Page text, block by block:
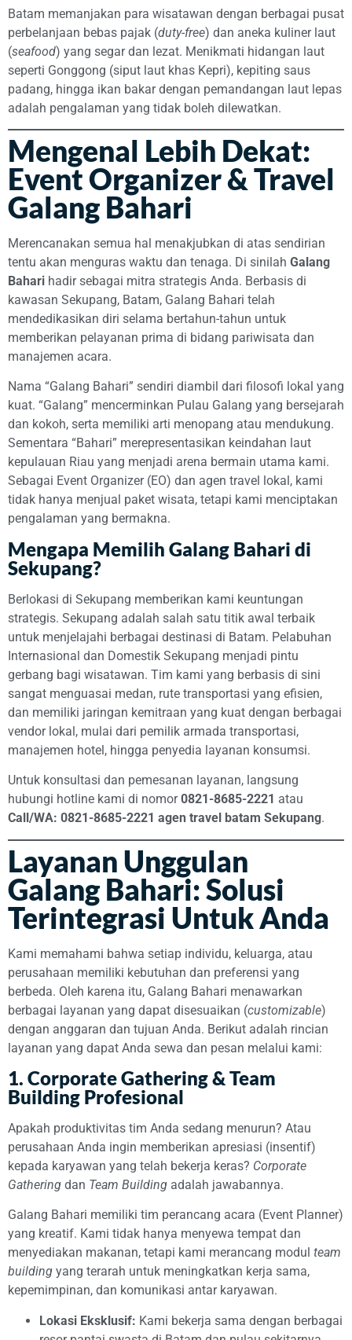
Batam memanjakan para wisatawan dengan berbagai pusat
perbelanjaan bebas pajak (duty-free) dan aneka kuliner laut
(seafood) yang segar dan lezat. Menikmati hidangan laut
seperti Gonggong (siput laut khas Kepri), kepiting saus
padang, hingga ikan bakar dengan pemandangan laut lepas
adalah pengalaman yang tidak boleh dilewatkan.
Mengenal Lebih Dekat:
Event Organizer & Travel
Galang Bahari
Merencanakan semua hal menakjubkan di atas sendirian
tentu akan menguras waktu dan tenaga. Di sinilah Galang
Bahari hadir sebagai mitra strategis Anda. Berbasis di
kawasan Sekupang, Batam, Galang Bahari telah
mendedikasikan diri selama bertahun-tahun untuk
memberikan pelayanan prima di bidang pariwisata dan
manajemen acara.
Nama “Galang Bahari” sendiri diambil dari filosofi lokal yang
kuat. “Galang” mencerminkan Pulau Galang yang bersejarah
dan kokoh, serta memiliki arti menopang atau mendukung.
Sementara “Bahari” merepresentasikan keindahan laut
kepulauan Riau yang menjadi arena bermain utama kami.
Sebagai Event Organizer (EO) dan agen travel lokal, kami
tidak hanya menjual paket wisata, tetapi kami menciptakan
pengalaman yang bermakna.
Mengapa Memilih Galang Bahari di
Sekupang?
Berlokasi di Sekupang memberikan kami keuntungan
strategis. Sekupang adalah salah satu titik awal terbaik
untuk menjelajahi berbagai destinasi di Batam. Pelabuhan
Internasional dan Domestik Sekupang menjadi pintu
gerbang bagi wisatawan. Tim kami yang berbasis di sini
sangat menguasai medan, rute transportasi yang efisien,
dan memiliki jaringan kemitraan yang kuat dengan berbagai
vendor lokal, mulai dari pemilik armada transportasi,
manajemen hotel, hingga penyedia layanan konsumsi.
Untuk konsultasi dan pemesanan layanan, langsung
hubungi hotline kami di nomor0821-8685-2221 atau
Call/WA: 0821-8685-2221 agen travel batam Sekupang.
Layanan Unggulan
Galang Bahari: Solusi
Terintegrasi Untuk Anda
Kami memahami bahwa setiap individu, keluarga, atau
perusahaan memiliki kebutuhan dan preferensi yang
berbeda. Oleh karena itu, Galang Bahari menawarkan
berbagai layanan yang dapat disesuaikan (customizable)
dengan anggaran dan tujuan Anda. Berikut adalah rincian
layanan yang dapat Anda sewa dan pesan melalui kami:
1. Corporate Gathering & Team
Building Profesional
Apakah produktivitas tim Anda sedang menurun? Atau
perusahaan Anda ingin memberikan apresiasi (insentif)
kepada karyawan yang telah bekerja keras? Corporate
Gathering dan Team Building adalah jawabannya.
Galang Bahari memiliki tim perancang acara (Event Planner)
yang kreatif. Kami tidak hanya menyewa tempat dan
menyediakan makanan, tetapi kami merancang modul team
building yang terarah untuk meningkatkan kerja sama,
kepemimpinan, dan komunikasi antar karyawan.
Lokasi Eksklusif: Kami bekerja sama dengan berbagai